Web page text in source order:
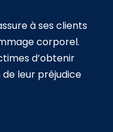
à ses clients
corporel.
d’obtenir
leur préjudice